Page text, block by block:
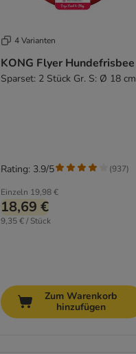
4 Varianten
KONG Flyer Hundefrisbee
Sparset: 2 Stück Gr. S: Ø 18 cm
Einzeln 19,98 €
18,69 €
9,35 € / Stück
Rating: 3.9/5 (937)
Zum Warenkorb
hinzufügen